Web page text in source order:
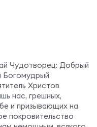
Чудотворец: Добрый
Богомудрый
Христов
нас, грешных,
и призывающих на
покровительство